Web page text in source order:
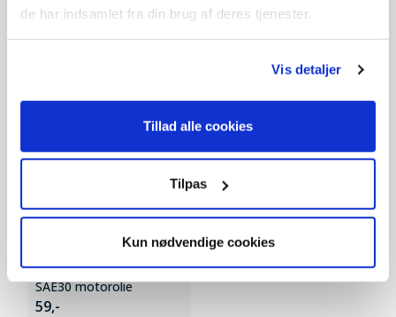
de har indsamlet fra din brug af deres tjenester.
Vis detaljer
Tillad alle cookies
Tilpas
Kun nødvendige cookies
Andre kunder købte også
SAE30 motorolie
59,-